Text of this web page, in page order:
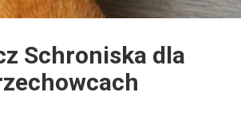
Schroniska dla